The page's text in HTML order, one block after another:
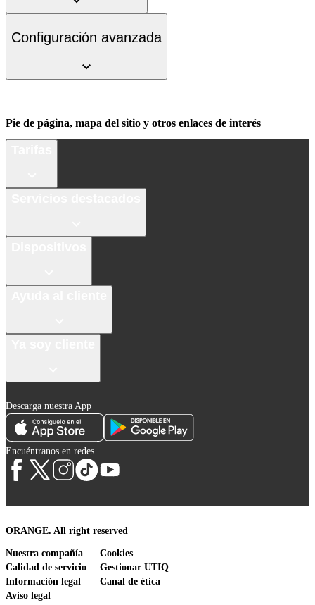
Configuración avanzada
Pie de página, mapa del sitio y otros enlaces de interés
Descarga nuestra App
Encuéntranos en redes
ORANGE. All right reserved
Nuestra compañía
Calidad de servicio
Información legal
Aviso legal
Cookies
Gestionar UTIQ
Canal de ética